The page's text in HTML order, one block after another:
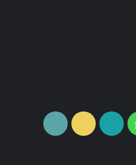
واتس
آپ
آپارات ایتا